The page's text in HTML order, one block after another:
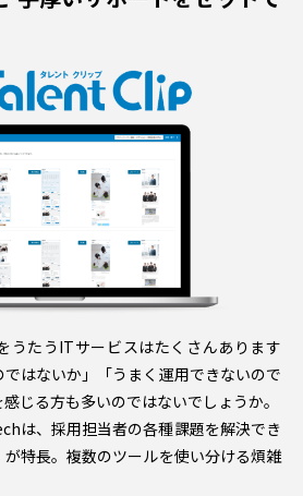
うたうITサービスはたくさんあります
はないか」「うまく運用できないので
じる方も多いのではないでしょうか。
は、採用担当者の各種課題を解決でき
特長。複数のツールを使い分ける煩雑